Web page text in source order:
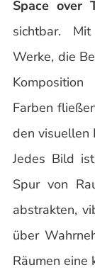
Space over
sichtbar.
Werke, die
Farben
den visuellen
Jedes Bild
Spur von
abstrakten,
über
Räumen eine